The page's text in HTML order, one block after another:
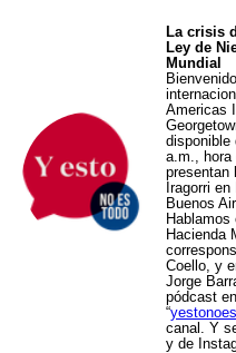
La crisis
Ley de
Mundial
Americas
disponible
a.m.,
presentan
Iragorri
Buenos
Hacienda
Coello, y
Jorge
pódcast
“
canal. Y
y de